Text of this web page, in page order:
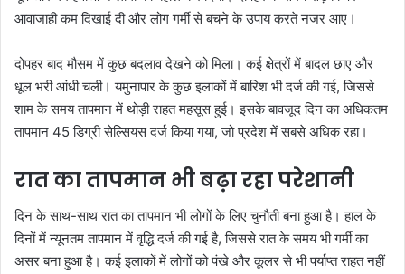
आवाजाही कम दिखाई दी और लोग गर्मी से बचने के उपाय करते नजर आए।
दोपहर बाद मौसम में कुछ बदलाव देखने को मिला। कई क्षेत्रों में बादल छाए और
धूल भरी आंधी चली। यमुनापार के कुछ इलाकों में बारिश भी दर्ज की गई, जिससे
शाम के समय तापमान में थोड़ी राहत महसूस हुई। इसके बावजूद दिन का अधिकतम
तापमान 45 डिग्री सेल्सियस दर्ज किया गया, जो प्रदेश में सबसे अधिक रहा।
रात का तापमान भी बढ़ा रहा परेशानी
दिन के साथ-साथ रात का तापमान भी लोगों के लिए चुनौती बना हुआ है। हाल के
दिनों में न्यूनतम तापमान में वृद्धि दर्ज की गई है, जिससे रात के समय भी गर्मी का
असर बना हुआ है। कई इलाकों में लोगों को पंखे और कूलर से भी पर्याप्त राहत नहीं